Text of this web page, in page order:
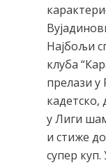
Најбољи
клуба
прелази у
кадетско,
у Лиги
и стиже
супер куп.